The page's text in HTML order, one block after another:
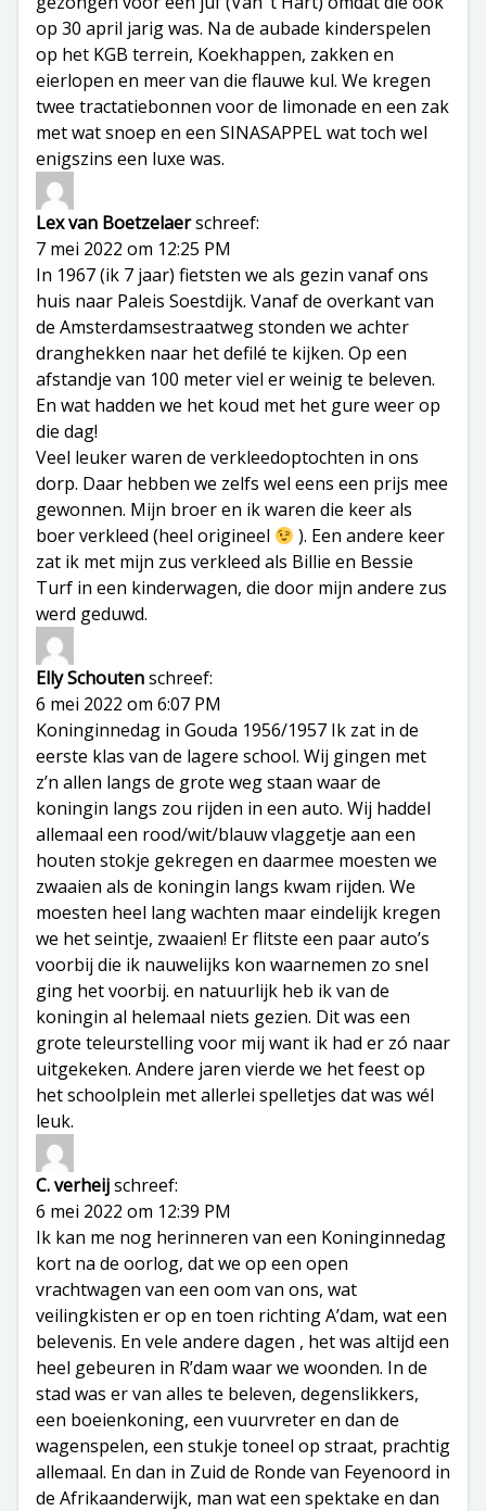
op 30 april jarig was. Na de aubade kinderspelen
op het KGB terrein, Koekhappen, zakken en
eierlopen en meer van die flauwe kul. We kregen
twee tractatiebonnen voor de limonade en een zak
met wat snoep en een SINASAPPEL wat toch wel
enigszins een luxe was.
Lex van Boetzelaerschreef:
7 mei 2022 om 12:25 PM
In 1967 (ik 7 jaar) fietsten we als gezin vanaf ons
huis naar Paleis Soestdijk. Vanaf de overkant van
de Amsterdamsestraatweg stonden we achter
dranghekken naar het defilé te kijken. Op een
afstandje van 100 meter viel er weinig te beleven.
En wat hadden we het koud met het gure weer op
die dag!
Veel leuker waren de verkleedoptochten in ons
dorp. Daar hebben we zelfs wel eens een prijs mee
gewonnen. Mijn broer en ik waren die keer als
boer verkleed (heel origineel
). Een andere keer
zat ik met mijn zus verkleed als Billie en Bessie
Turf in een kinderwagen, die door mijn andere zus
werd geduwd.
Elly Schoutenschreef:
6 mei 2022 om 6:07 PM
Koninginnedag in Gouda 1956/1957 Ik zat in de
eerste klas van de lagere school. Wij gingen met
z’n allen langs de grote weg staan waar de
koningin langs zou rijden in een auto. Wij haddel
allemaal een rood/wit/blauw vlaggetje aan een
houten stokje gekregen en daarmee moesten we
zwaaien als de koningin langs kwam rijden. We
moesten heel lang wachten maar eindelijk kregen
we het seintje, zwaaien! Er flitste een paar auto’s
voorbij die ik nauwelijks kon waarnemen zo snel
ging het voorbij. en natuurlijk heb ik van de
koningin al helemaal niets gezien. Dit was een
grote teleurstelling voor mij want ik had er zó naar
uitgekeken. Andere jaren vierde we het feest op
het schoolplein met allerlei spelletjes dat was wél
leuk.
C. verheijschreef:
6 mei 2022 om 12:39 PM
Ik kan me nog herinneren van een Koninginnedag
kort na de oorlog, dat we op een open
vrachtwagen van een oom van ons, wat
veilingkisten er op en toen richting A’dam, wat een
belevenis. En vele andere dagen , het was altijd een
heel gebeuren in R’dam waar we woonden. In de
stad was er van alles te beleven, degenslikkers,
een boeienkoning, een vuurvreter en dan de
wagenspelen, een stukje toneel op straat, prachtig
allemaal. En dan in Zuid de Ronde van Feyenoord in
de Afrikaanderwijk, man wat een spektake en dan